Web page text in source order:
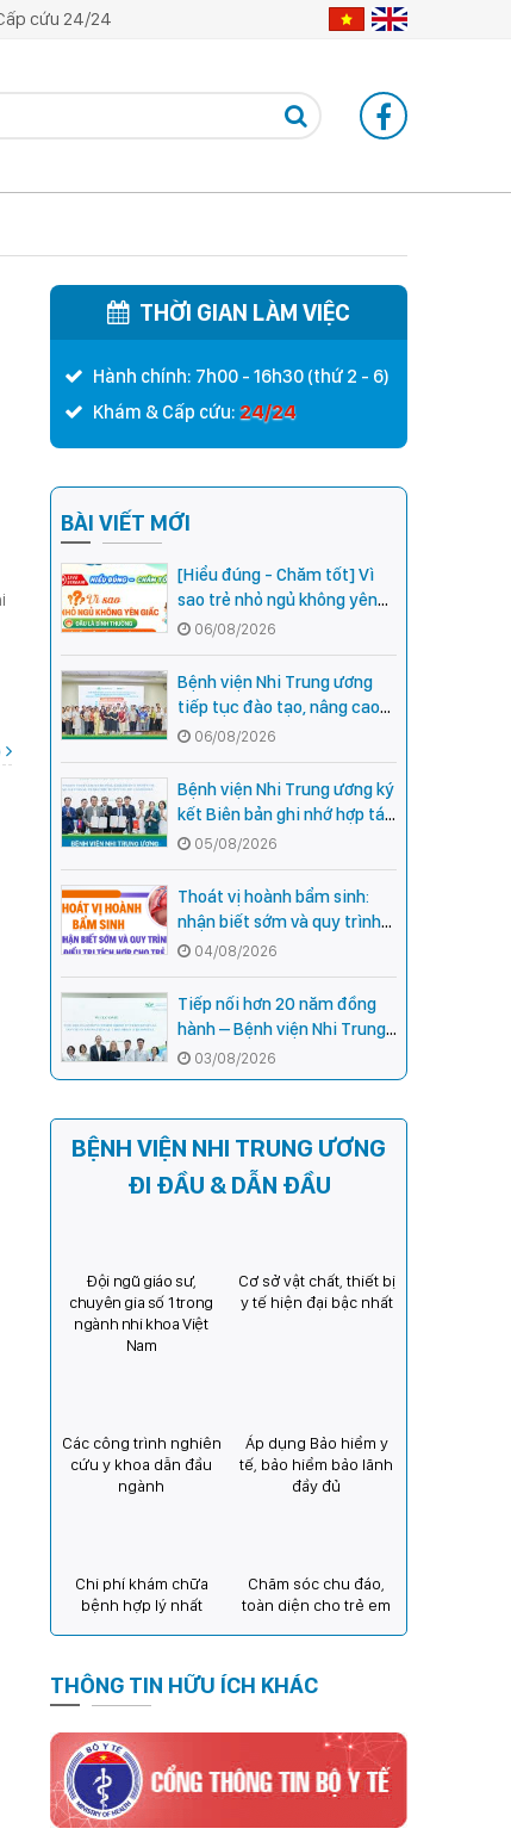
cứu 24/24
THỜI GIAN LÀM VIỆC
Hành chính: 7h00 - 16h30 (thứ 2 - 6)
Khám & Cấp cứu: 24/24
BÀI VIẾT MỚI
[Hiểu đúng - Chăm tốt] Vì
sao trẻ nhỏ ngủ không yên
giấc - Đâu là bình thường,
đâu là dấu hiệu cần đi khám
ngay?
06/08/2026
Bệnh viện Nhi Trung ương
tiếp tục đào tạo, nâng cao
năng lực khám, chữa bệnh
Nhi khoa cho cán bộ y tế tại
các tỉnh miền núi phía Bắc
06/08/2026
Bệnh viện Nhi Trung ương ký
kết Biên bản ghi nhớ hợp tác
với Bệnh viện Nhi Quốc gia
Campuchia
05/08/2026
Thoát vị hoành bẩm sinh:
nhận biết sớm và quy trình
điều trị tích hợp cho trẻ -
chia sẻ từ các chuyên gia
hàng đầu của Bệnh Viện Nhi
Trung ương
04/08/2026
Tiếp nối hơn 20 năm đồng
hành – Bệnh viện Nhi Trung
ương và Tổ chức Orbis (Hoa
Kỳ) tăng cường hợp tác, mở
03/08/2026
BỆNH VIỆN NHI TRUNG ƯƠNG
ĐI ĐẦU & DẪN ĐẦU
Đội ngũ giáo sư,
chuyên gia số 1 trong
ngành nhi khoa Việt
Nam
Cơ sở vật chất, thiết bị
y tế hiện đại bậc nhất
Các công trình nghiên
cứu y khoa dẫn đầu
ngành
Áp dụng Bảo hiểm y
tế, bảo hiểm bảo lãnh
đầy đủ
Chi phí khám chữa
bệnh hợp lý nhất
Chăm sóc chu đáo,
toàn diện cho trẻ em
THÔNG TIN HỮU ÍCH KHÁC